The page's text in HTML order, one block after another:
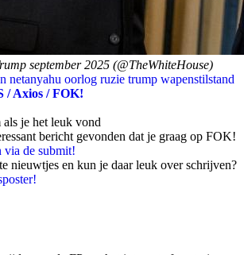
september 2025 (@TheWhiteHouse)
netanyahu oorlog ruzie trump wapenstilstand
/ Axios / FOK!
je het leuk vond
bericht gevonden dat je graag op FOK!
via de submit!
nieuwtjes en kun je daar leuk over schrijven?